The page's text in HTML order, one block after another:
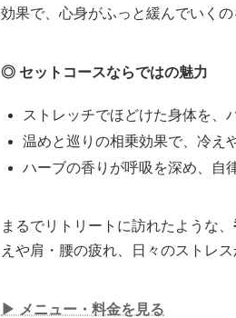
効果で、心身がふっと緩んでいくの
◎ セットコースならではの魅力
ストレッチでほどけた身体を、
温めと巡りの相乗効果で、冷え
ハーブの香りが呼吸を深め、自
まるでリトリートに訪れたような、
えや肩・腰の疲れ、日々のストレ
▶︎ メニュー・料金を見る